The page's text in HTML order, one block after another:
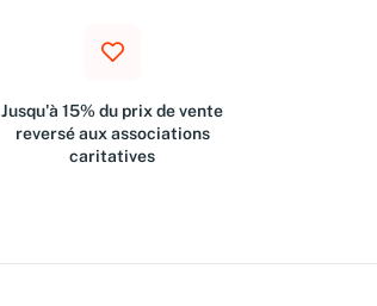
Jusqu'à 15% du prix de vente
reversé aux associations
caritatives